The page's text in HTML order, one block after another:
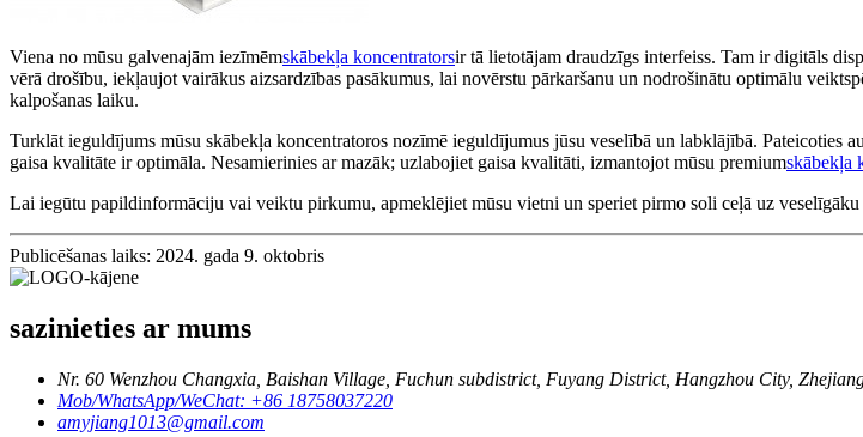
Viena no mūsu galvenajām iezīmēmskābekļa koncentratorsir tā lietotājam draudzīgs interfeiss. Tam ir digitāls
vērā drošību, iekļaujot vairākus aizsardzības pasākumus, lai novērstu pārkaršanu un nodrošinātu optimālu
kalpošanas laiku.
Turklāt ieguldījums mūsu skābekļa koncentratoros nozīmē ieguldījumus jūsu veselībā un labklājībā.
gaisa kvalitāte ir optimāla. Nesamierinies ar mazāk; uzlabojiet gaisa kvalitāti, izmantojot mūsu premiumskābekļa
Lai iegūtu papildinformāciju vai veiktu pirkumu, apmeklējiet mūsu vietni un speriet pirmo soli ceļā uz
Publicēšanas laiks: 2024. gada 9. oktobris
sazinieties ar mums
Nr. 60 Wenzhou Changxia, Baishan Village, Fuchun subdistrict, Fuyang District, Hangzhou City,
Mob/WhatsApp/WeChat: +86 18758037220
amyjiang1013@gmail.com